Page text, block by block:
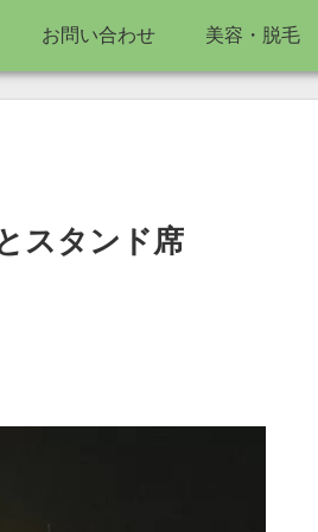
お問い合わせ 美容・脱毛
スタンド席